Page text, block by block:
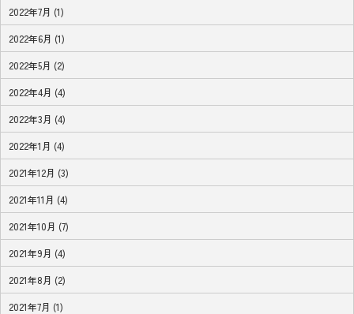
2022年7月 (1)
2022年6月 (1)
2022年5月 (2)
2022年4月 (4)
2022年3月 (4)
2022年1月 (4)
2021年12月 (3)
2021年11月 (4)
2021年10月 (7)
2021年9月 (4)
2021年8月 (2)
2021年7月 (1)